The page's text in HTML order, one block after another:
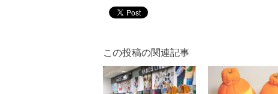
この投稿の関連記事